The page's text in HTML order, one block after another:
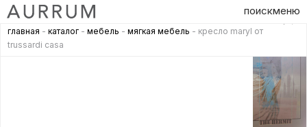
поискменю
главная - каталог - мебель - мягкая мебель - кресло maryl от
trussardi casa